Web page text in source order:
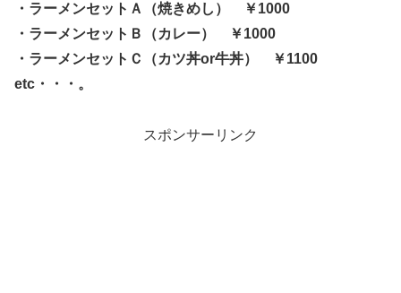
・ラーメンセットＡ（焼きめし） ￥1000
・ラーメンセットＢ（カレー） ￥1000
・ラーメンセットＣ（カツ丼or牛丼） ￥1100
etc・・・。
スポンサーリンク